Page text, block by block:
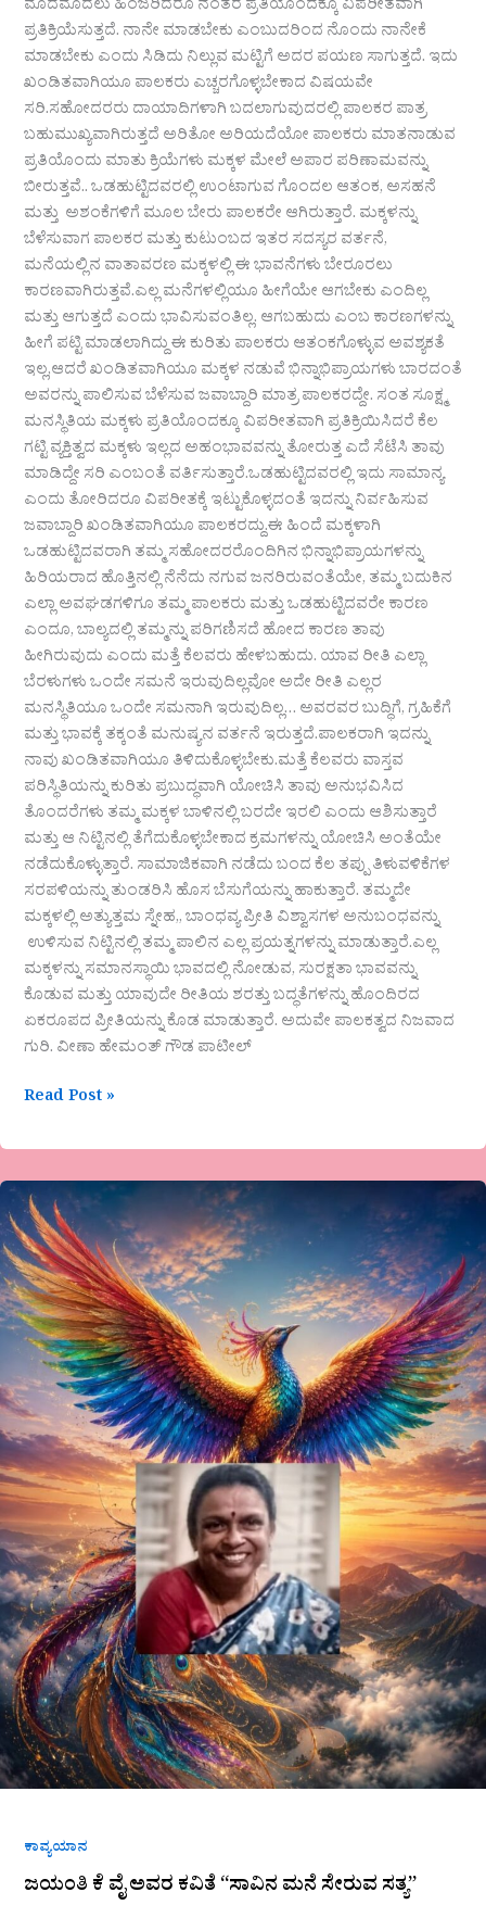
ಮೊದಮೊದಲು ಹಿಂಜರಿದರೂ ನಂತರ ಪ್ರತಿಯೊಂದಕ್ಕೂ ವಿಪರೀತವಾಗಿ
ಪ್ರತಿಕ್ರಿಯೆಸುತ್ತದೆ. ನಾನೇ ಮಾಡಬೇಕು ಎಂಬುದರಿಂದ ನೊಂದು ನಾನೇಕೆ
ಮಾಡಬೇಕು ಎಂದು ಸಿಡಿದು ನಿಲ್ಲುವ ಮಟ್ಟಿಗೆ ಅದರ ಪಯಣ ಸಾಗುತ್ತದೆ. ಇದು
ಖಂಡಿತವಾಗಿಯೂ ಪಾಲಕರು ಎಚ್ಚರಗೊಳ್ಳಬೇಕಾದ ವಿಷಯವೇ
ಸರಿ.ಸಹೋದರರು ದಾಯಾದಿಗಳಾಗಿ ಬದಲಾಗುವುದರಲ್ಲಿ ಪಾಲಕರ ಪಾತ್ರ
ಬಹುಮುಖ್ಯವಾಗಿರುತ್ತದೆ ಅರಿತೋ ಅರಿಯದೆಯೋ ಪಾಲಕರು ಮಾತನಾಡುವ
ಪ್ರತಿಯೊಂದು ಮಾತು ಕ್ರಿಯೆಗಳು ಮಕ್ಕಳ ಮೇಲೆ ಅಪಾರ ಪರಿಣಾಮವನ್ನು
ಬೀರುತ್ತವೆ.. ಒಡಹುಟ್ಟಿದವರಲ್ಲಿ ಉಂಟಾಗುವ ಗೊಂದಲ ಆತಂಕ, ಅಸಹನೆ
ಮತ್ತು ಅಶಂಕೆಗಳಿಗೆ ಮೂಲ ಬೇರು ಪಾಲಕರೇ ಆಗಿರುತ್ತಾರೆ. ಮಕ್ಕಳನ್ನು
ಬೆಳೆಸುವಾಗ ಪಾಲಕರ ಮತ್ತು ಕುಟುಂಬದ ಇತರ ಸದಸ್ಯರ ವರ್ತನೆ,
ಮನೆಯಲ್ಲಿನ ವಾತಾವರಣ ಮಕ್ಕಳಲ್ಲಿ ಈ ಭಾವನೆಗಳು ಬೇರೂರಲು
ಕಾರಣವಾಗಿರುತ್ತವೆ.ಎಲ್ಲ ಮನೆಗಳಲ್ಲಿಯೂ ಹೀಗೆಯೇ ಆಗಬೇಕು ಎಂದಿಲ್ಲ
ಮತ್ತು ಆಗುತ್ತದೆ ಎಂದು ಭಾವಿಸುವಂತಿಲ್ಲ. ಆಗಬಹುದು ಎಂಬ ಕಾರಣಗಳನ್ನು
ಹೀಗೆ ಪಟ್ಟಿ ಮಾಡಲಾಗಿದ್ದು ಈ ಕುರಿತು ಪಾಲಕರು ಆತಂಕಗೊಳ್ಳುವ ಅವಶ್ಯಕತೆ
ಇಲ್ಲ,ಆದರೆ ಖಂಡಿತವಾಗಿಯೂ ಮಕ್ಕಳ ನಡುವೆ ಭಿನ್ನಾಭಿಪ್ರಾಯಗಳು ಬಾರದಂತೆ
ಅವರನ್ನು ಪಾಲಿಸುವ ಬೆಳೆಸುವ ಜವಾಬ್ದಾರಿ ಮಾತ್ರ ಪಾಲಕರದ್ದೇ. ಸಂತ ಸೂಕ್ಷ್ಮ
ಮನಸ್ಥಿತಿಯ ಮಕ್ಕಳು ಪ್ರತಿಯೊಂದಕ್ಕೂ ವಿಪರೀತವಾಗಿ ಪ್ರತಿಕ್ರಿಯಿಸಿದರೆ ಕೆಲ
ಗಟ್ಟಿ ವ್ಯಕ್ತಿತ್ವದ ಮಕ್ಕಳು ಇಲ್ಲದ ಅಹಂಭಾವವನ್ನು ತೋರುತ್ತ ಎದೆ ಸೆಟೆಸಿ ತಾವು
ಮಾಡಿದ್ದೇ ಸರಿ ಎಂಬಂತೆ ವರ್ತಿಸುತ್ತಾರೆ.ಒಡಹುಟ್ಟಿದವರಲ್ಲಿ ಇದು ಸಾಮಾನ್ಯ
ಎಂದು ತೋರಿದರೂ ವಿಪರೀತಕ್ಕೆ ಇಟ್ಟುಕೊಳ್ಳದಂತೆ ಇದನ್ನು ನಿರ್ವಹಿಸುವ
ಜವಾಬ್ದಾರಿ ಖಂಡಿತವಾಗಿಯೂ ಪಾಲಕರದ್ದು.ಈ ಹಿಂದೆ ಮಕ್ಕಳಾಗಿ
ಒಡಹುಟ್ಟಿದವರಾಗಿ ತಮ್ಮ ಸಹೋದರರೊಂದಿಗಿನ ಭಿನ್ನಾಭಿಪ್ರಾಯಗಳನ್ನು
ಹಿರಿಯರಾದ ಹೊತ್ತಿನಲ್ಲಿ ನೆನೆದು ನಗುವ ಜನರಿರುವಂತೆಯೇ, ತಮ್ಮ ಬದುಕಿನ
ಎಲ್ಲಾ ಅವಘಡಗಳಿಗೂ ತಮ್ಮ ಪಾಲಕರು ಮತ್ತು ಒಡಹುಟ್ಟಿದವರೇ ಕಾರಣ
ಎಂದೂ, ಬಾಲ್ಯದಲ್ಲಿ ತಮ್ಮನ್ನು ಪರಿಗಣಿಸದೆ ಹೋದ ಕಾರಣ ತಾವು
ಹೀಗಿರುವುದು ಎಂದು ಮತ್ತೆ ಕೆಲವರು ಹೇಳಬಹುದು. ಯಾವ ರೀತಿ ಎಲ್ಲಾ
ಬೆರಳುಗಳು ಒಂದೇ ಸಮನೆ ಇರುವುದಿಲ್ಲವೋ ಅದೇ ರೀತಿ ಎಲ್ಲರ
ಮನಸ್ಥಿತಿಯೂ ಒಂದೇ ಸಮನಾಗಿ ಇರುವುದಿಲ್ಲ… ಅವರವರ ಬುದ್ಧಿಗೆ, ಗ್ರಹಿಕೆಗೆ
ಮತ್ತು ಭಾವಕ್ಕೆ ತಕ್ಕಂತೆ ಮನುಷ್ಯನ ವರ್ತನೆ ಇರುತ್ತದೆ.ಪಾಲಕರಾಗಿ ಇದನ್ನು
ನಾವು ಖಂಡಿತವಾಗಿಯೂ ತಿಳಿದುಕೊಳ್ಳಬೇಕು.ಮತ್ತೆ ಕೆಲವರು ವಾಸ್ತವ
ಪರಿಸ್ಥಿತಿಯನ್ನು ಕುರಿತು ಪ್ರಬುದ್ಧವಾಗಿ ಯೋಚಿಸಿ ತಾವು ಅನುಭವಿಸಿದ
ತೊಂದರೆಗಳು ತಮ್ಮ ಮಕ್ಕಳ ಬಾಳಿನಲ್ಲಿ ಬರದೇ ಇರಲಿ ಎಂದು ಆಶಿಸುತ್ತಾರೆ
ಮತ್ತು ಆ ನಿಟ್ಟಿನಲ್ಲಿ ತೆಗೆದುಕೊಳ್ಳಬೇಕಾದ ಕ್ರಮಗಳನ್ನು ಯೋಚಿಸಿ ಅಂತೆಯೇ
ನಡೆದುಕೊಳ್ಳುತ್ತಾರೆ. ಸಾಮಾಜಿಕವಾಗಿ ನಡೆದು ಬಂದ ಕೆಲ ತಪ್ಪು ತಿಳುವಳಿಕೆಗಳ
ಸರಪಳಿಯನ್ನು ತುಂಡರಿಸಿ ಹೊಸ ಬೆಸುಗೆಯನ್ನು ಹಾಕುತ್ತಾರೆ. ತಮ್ಮದೇ
ಮಕ್ಕಳಲ್ಲಿ ಅತ್ಯುತ್ತಮ ಸ್ನೇಹ,, ಬಾಂಧವ್ಯ ಪ್ರೀತಿ ವಿಶ್ವಾಸಗಳ ಅನುಬಂಧವನ್ನು
ಉಳಿಸುವ ನಿಟ್ಟಿನಲ್ಲಿ ತಮ್ಮ ಪಾಲಿನ ಎಲ್ಲ ಪ್ರಯತ್ನಗಳನ್ನು ಮಾಡುತ್ತಾರೆ.ಎಲ್ಲ
ಮಕ್ಕಳನ್ನು ಸಮಾನಸ್ಥಾಯಿ ಭಾವದಲ್ಲಿ ನೋಡುವ, ಸುರಕ್ಷತಾ ಭಾವವನ್ನು
ಕೊಡುವ ಮತ್ತು ಯಾವುದೇ ರೀತಿಯ ಶರತ್ತು ಬದ್ಧತೆಗಳನ್ನು ಹೊಂದಿರದ
ಏಕರೂಪದ ಪ್ರೀತಿಯನ್ನು ಕೊಡ ಮಾಡುತ್ತಾರೆ. ಅದುವೇ ಪಾಲಕತ್ವದ ನಿಜವಾದ
ಗುರಿ. ವೀಣಾ ಹೇಮಂತ್ ಗೌಡ ಪಾಟೀಲ್
Read Post »
ಕಾವ್ಯಯಾನ
ಜಯಂತಿ ಕೆ ವೈ ಅವರ ಕವಿತೆ “ಸಾವಿನ ಮನೆ ಸೇರುವ ಸತ್ಯ”
ಜಯಂತಿ
ಕೆ
ವೈ
ಅವರ
ಕವಿತೆ
“ಸಾವಿನ
ಮನೆ
ಸೇರುವ
ಸತ್ಯ”